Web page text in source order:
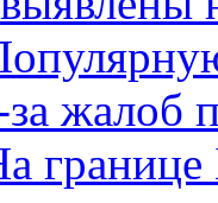
жалоб
границе